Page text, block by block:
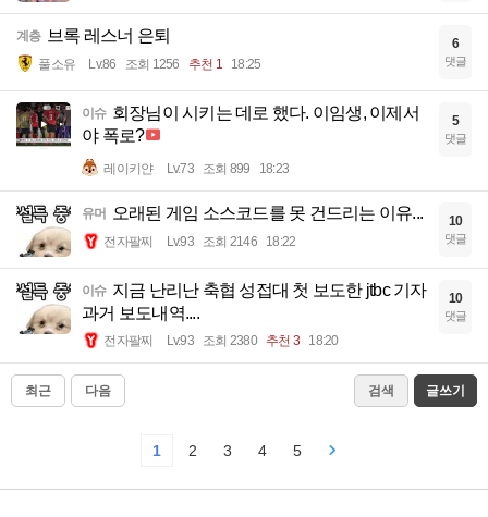
계층 브록 레스너 은퇴
풀소유 Lv.86 조회 1256 추천 1 18:25
6
댓글
이슈 회장님이 시키는 데로 했다. 이임생, 이제서
야 폭로?
레이키얀 Lv.73 조회 899 18:23
5
댓글
유머 오래된 게임 소스코드를 못 건드리는 이유...
전자팔찌 Lv.93 조회 2146 18:22
10
댓글
이슈 지금 난리난 축협 성접대 첫 보도한 jtbc 기자
과거 보도내역....
전자팔찌 Lv.93 조회 2380 추천 3 18:20
10
댓글
최근 다음 검색 글쓰기
1 2 3 4 5